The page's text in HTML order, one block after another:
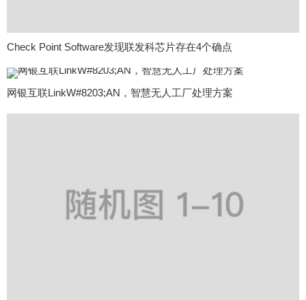
Check Point Software发现联发科芯片存在4个确点
网银互联LinkW#8203;AN，智慧无人工厂处理方案